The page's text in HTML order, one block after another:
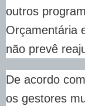
outros
Orçamentária
não prevê
De acordo
os gestores